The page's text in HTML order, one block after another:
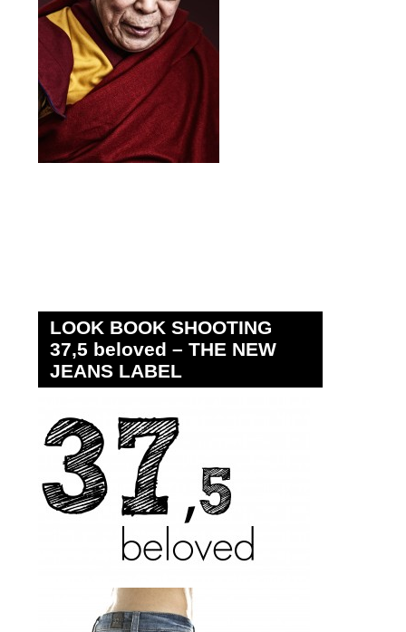
LOOK BOOK SHOOTING
37,5 beloved – THE NEW
JEANS LABEL